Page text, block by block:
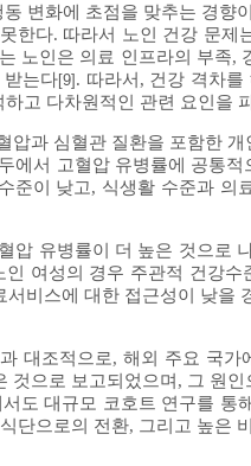
변화에 초점을 맞추는 경향
한다. 따라서 노인 건강 문제
노인은 의료 인프라의 부족,
받는다[9] . 따라서, 건강 격차를
고 다차원적인 관련 요인을
과 심혈관 질환을 포함한
에서 고혈압 유병률에 공통
준이 낮고, 식생활 수준과 의
압 유병률이 더 높은 것으로
여성의 경우 주관적 건강수
서비스에 대한 접근성이 낮을
대조적으로, 해외 주요 국가
으로 보고되었으며, 그 원
서도 대규모 코호트 연구를 통
단으로의 전환, 그리고 높은